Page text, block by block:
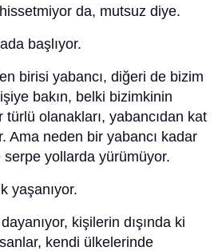
da, mutsuz diye.
başlıyor.
birisi yabancı, diğeri de bizim
bakın, belki bizimkinin
olanakları, yabancıdan kat
Ama neden bir yabancı kadar
yollarda yürümüyor.
yaşanıyor.
kişilerin dışında ki
kendi ülkelerinde